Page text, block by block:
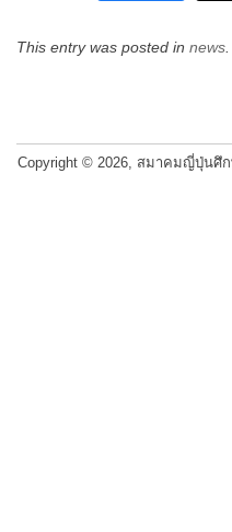
This entry was posted in news
navigation
Copyright © 2026, สมาคมญี่ปุ่นศึก